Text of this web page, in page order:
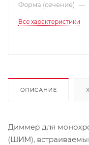
Форма (сечение) —
Все характеристики
ОПИСАНИЕ
Диммер для
(ШИМ),